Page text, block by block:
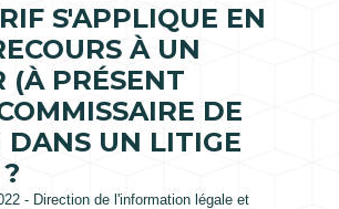
S'APPLIQUE EN
À UN
(À PRÉSENT
DE
DANS UN LITIGE
- Direction de l'information légale et